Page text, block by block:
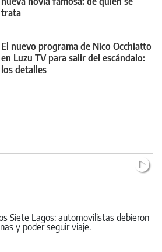
trata
El nuevo programa de Nico Occhiatto
en Luzu TV para salir del escándalo:
los detalles